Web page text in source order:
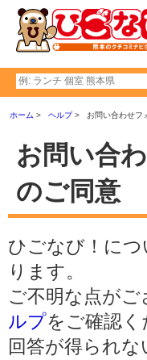
ホーム ヘルプ お問い合わせフ
お問い合
のご同意
ひごなび！に
ります。
ご不明な点が
ルプをご確認く
回答が得られな